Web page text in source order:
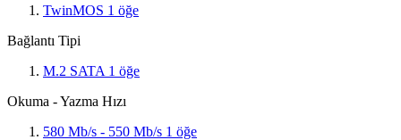
TwinMOS 1 öğe
Bağlantı Tipi
M.2 SATA 1 öğe
Okuma - Yazma Hızı
580 Mb/s - 550 Mb/s 1 öğe